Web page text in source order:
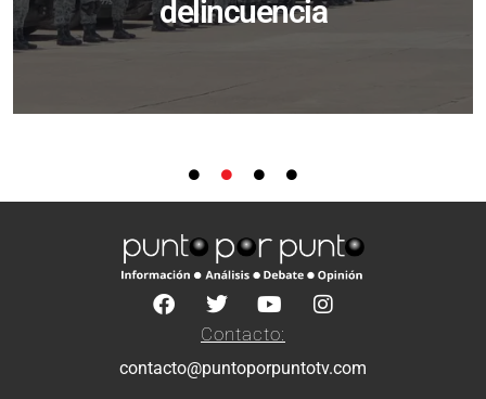
delincuencia
Contacto:
contacto@puntoporpuntotv.com